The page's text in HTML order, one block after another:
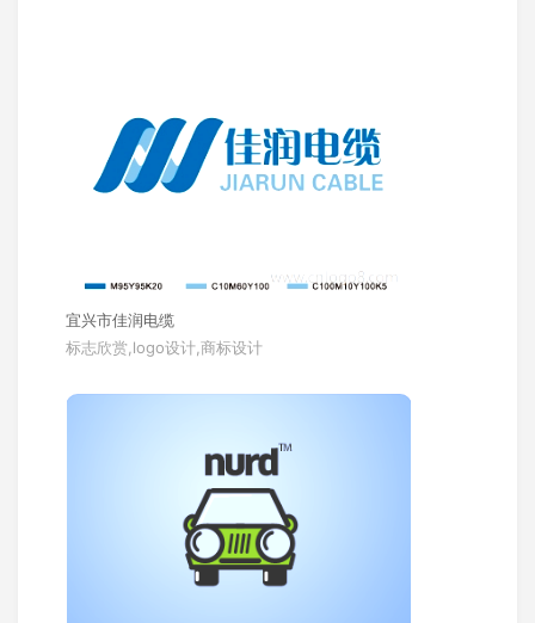
宜兴市佳润电缆
标志欣赏,logo设计,商标设计